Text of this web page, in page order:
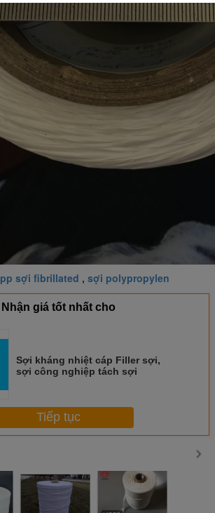
pp sợi fibrillated , sợi polypropylen
Nhận giá tốt nhất cho
Sợi kháng nhiệt cáp Filler sợi,
sợi công nghiệp tách sợi
Tiếp tục